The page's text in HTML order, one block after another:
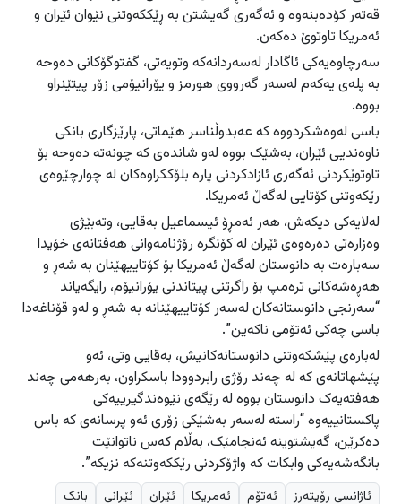
قەتەر کۆده‌بنەوە و ئەگەری گەیشتن بە ڕێککەوتنی نێوان ئێران و
ئەمریکا تاوتوێ ده‌کەن.
سەرچاوەیەکی ئاگادار له‌سه‌ردانه‌كه‌ وتویەتی، گفتوگۆکانی ده‌وحە
بە پلەی یەکەم لەسەر گەرووی هورمز و یۆرانیۆمی زۆر پیتێنراو
بووە.
باسی لەوەشکردووە کە عەبدوڵناسر هێماتی، پارێزگاری بانکی
ناوەندیی ئێران، بەشێک بووە لەو شاندەی كه‌ چونه‌ته‌ ده‌وحە بۆ
تاوتوێکردنی ئەگەری ئازادکردنی پارە بلۆككراوه‌كان لە چوارچێوەی
رێکەوتنی کۆتایی لەگەڵ ئەمریکا.
لەلایەکی دیکەش، هەر ئەمڕۆ ئیسماعیل به‌قایی، وته‌بێژی
وه‌زاره‌تی ده‌ره‌وه‌ی ئێران لە کۆنگرە رۆژنامەوانی هەفتانەی خۆیدا
سەبارەت بە دانوستان لەگەڵ ئەمریکا بۆ کۆتاییهێنان بە شەڕ و
هەڕەشەکانی ترەمپ بۆ راگرتنی پیتاندنی یۆرانیۆم، رایگه‌یاند
“سه‌رنجی دانوستانەکان لەسەر کۆتاییهێنانه‌ بە شەڕ و لەو قۆناغەدا
باسی چەکی ئەتۆمی ناکەین”.
له‌باره‌ی پێشكه‌وتنی دانوستانه‌كانیش، به‌قایی وتی، ئەو
پێشهاتانەی کە لە چەند رۆژی رابردوودا باسکراون، بەرهەمی چەند
هەفتەیەک دانوستان بووە لە رێگەی نێوەندگیرییەکی
پاکستانییەوە “راستە لەسەر بەشێکی زۆری ئەو پرسانەی کە باس
دەکرێن، گەیشتوینە ئەنجامێک، بەڵام کەس ناتوانێت
بانگەشەیەکی وابکات کە واژۆکردنی رێککەوتنەکە نزیکە”.
ئاژانسی رۆیتەرز ئەتۆم ئەمریکا ئێران ئێرانی
بانک